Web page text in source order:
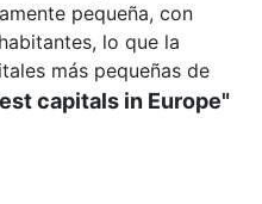
pequeña, con
lo que la
más pequeñas de
capitals in Europe"